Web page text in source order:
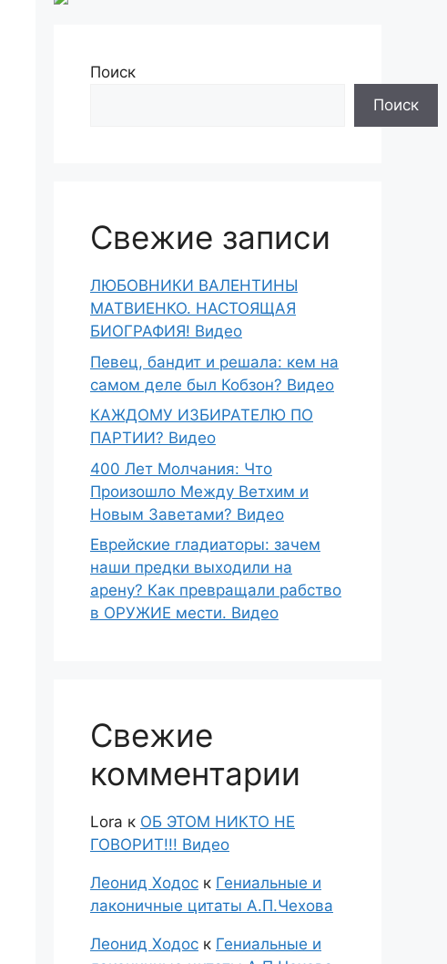
Поиск
Поиск
Свежие записи
ЛЮБОВНИКИ ВАЛЕНТИНЫ
МАТВИЕНКО. НАСТОЯЩАЯ
БИОГРАФИЯ! Видео
Певец, бандит и решала: кем на
самом деле был Кобзон? Видео
КАЖДОМУ ИЗБИРАТЕЛЮ ПО
ПАРТИИ? Видео
400 Лет Молчания: Что
Произошло Между Ветхим и
Новым Заветами? Видео
Еврейские гладиаторы: зачем
наши предки выходили на
арену? Как превращали рабство
в ОРУЖИЕ мести. Видео
Свежие
комментарии
Lora к ОБ ЭТОМ НИКТО НЕ
ГОВОРИТ!!! Видео
Леонид Ходос к Гениальные и
лаконичные цитаты А.П.Чехова
Леонид Ходос к Гениальные и